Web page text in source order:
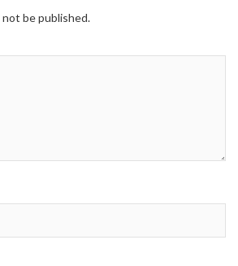
not be published.